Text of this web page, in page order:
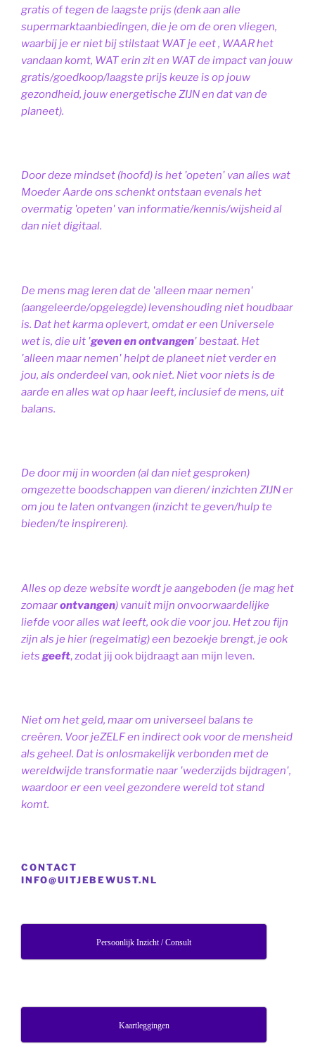
gratis of tegen de laagste prijs (denk aan alle
supermarktaanbiedingen, die je om de oren vliegen,
waarbij je er niet bij stilstaat WAT je eet , WAAR het
vandaan komt, WAT erin zit en WAT de impact van jouw
gratis/goedkoop/laagste prijs keuze is op jouw
gezondheid, jouw energetische ZIJN en dat van de
planeet).
Door deze mindset (hoofd) is het 'opeten' van alles wat
Moeder Aarde ons schenkt ontstaan evenals het
overmatig 'opeten' van informatie/kennis/wijsheid al
dan niet digitaal.
De mens mag leren dat de 'alleen maar nemen'
(aangeleerde/opgelegde) levenshouding niet houdbaar
is. Dat het karma oplevert, omdat er een Universele
wet is, die uit 'geven en ontvangen' bestaat. Het
'alleen maar nemen' helpt de planeet niet verder en
jou, als onderdeel van, ook niet. Niet voor niets is de
aarde en alles wat op haar leeft, inclusief de mens, uit
balans.
De door mij in woorden (al dan niet gesproken)
omgezette boodschappen van dieren/ inzichten ZIJN er
om jou te laten ontvangen (inzicht te geven/hulp te
bieden/te inspireren).
Alles op deze website wordt je aangeboden (je mag het
zomaarontvangen) vanuit mijn onvoorwaardelijke
liefde voor alles wat leeft, ook die voor jou. Het zou fijn
zijn als je hier (regelmatig) een bezoekje brengt, je ook
iets geeft, zodat jij ook bijdraagt aan mijn leven.
Niet om het geld, maar om universeel balans te
creëren. Voor jeZELF en indirect ook voor de mensheid
als geheel. Dat is onlosmakelijk verbonden met de
wereldwijde transformatie naar 'wederzijds bijdragen',
waardoor er een veel gezondere wereld tot stand
komt.
CONTACT
INFO@UITJEBEWUST.NL
Persoonlijk Inzicht / Consult
Kaartleggingen